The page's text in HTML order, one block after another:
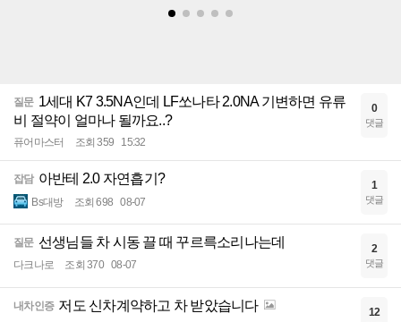
질문 1세대 K7 3.5NA인데 LF쏘나타 2.0NA 기변하면 유류
비 절약이 얼마나 될까요..?
퓨어마스터 조회 359 15:32
0
댓글
잡담 아반테 2.0 자연흡기?
Bs대방 조회 698 08-07
1
댓글
질문 선생님들 차 시동 끌 때 꾸르륵소리나는데
다크나로 조회 370 08-07
2
댓글
내차인증 저도 신차계약하고 차 받았습니다 12